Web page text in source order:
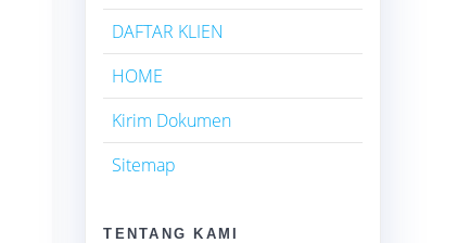
DAFTAR KLIEN
HOME
Kirim Dokumen
Sitemap
TENTANG KAMI